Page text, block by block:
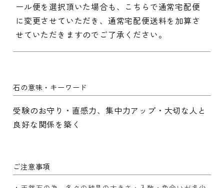
ール便を選択頂いた場合も、こちらで通常宅配便
に変更させていただき、通常宅配便送料を加算さ
せていただきますのでご了承ください。
石の意味・キーワード
受験のお守り・直感力、集中力アップ・大切な人と
良好な関係を築く
ご注意事項